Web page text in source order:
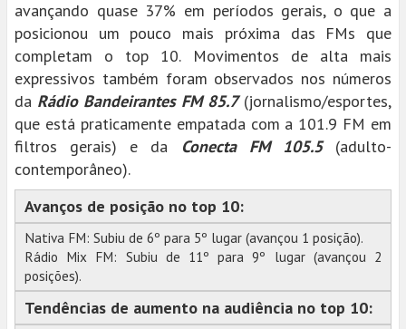
avançando quase 37% em períodos gerais, o que a
posicionou um pouco mais próxima das FMs que
completam o top 10. Movimentos de alta mais
expressivos também foram observados nos números
da Rádio Bandeirantes FM 85.7(jornalismo/esportes,
que está praticamente empatada com a 101.9 FM em
filtros gerais) e da
Conecta FM 105.5(adulto-
contemporâneo).
Avanços de posição no top 10:
Nativa FM: Subiu de 6º para 5º lugar (avançou 1 posição).
Rádio Mix FM: Subiu de 11º para 9º lugar (avançou 2
posições).
Tendências de aumento na audiência no top 10: